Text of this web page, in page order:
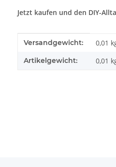
Jetzt kaufen und den DIY-
Produkteigenschaft
Wert
Versandgewicht: 0,01
Artikelgewicht: 0,01